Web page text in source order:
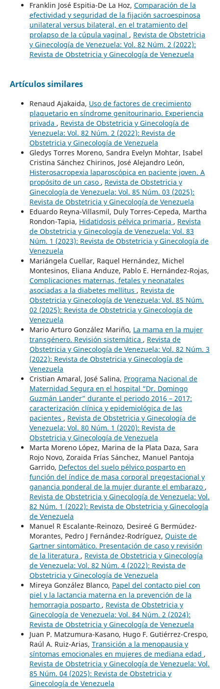
Franklin José Espitia-De La Hoz, Comparación de la
efectividad y seguridad de la fijación sacroespinosa
unilateral versus bilateral, en el tratamiento del
prolapso de la cúpula vaginal , Revista de Obstetricia
y Ginecología de Venezuela: Vol. 82 Núm. 2 (2022):
Revista de Obstetricia y Ginecología de Venezuela
Artículos similares
Renaud Ajakaida, Uso de factores de crecimiento
plaquetario en síndrome genitourinario. Experiencia
privada , Revista de Obstetricia y Ginecología de
Venezuela: Vol. 82 Núm. 2 (2022): Revista de
Obstetricia y Ginecología de Venezuela
Gledys Torres Moreno, Sandra Evelyn Mohtar, Isabel
Cristina Sánchez Chirinos, José Alejandro León,
Histerosacropexia laparoscópica en paciente joven. A
propósito de un caso , Revista de Obstetricia y
Ginecología de Venezuela: Vol. 85 Núm. 03 (2025):
Revista de Obstetricia y Ginecología de Venezuela
Eduardo Reyna-Villasmil, Duly Torres-Cepeda, Martha
Rondon-Tapia, Hidatidosis pélvica primaria , Revista
de Obstetricia y Ginecología de Venezuela: Vol. 83
Núm. 1 (2023): Revista de Obstetricia y Ginecología de
Venezuela
Mariángela Cuellar, Raquel Hernández, Michel
Montesinos, Eliana Anduze, Pablo E. Hernández-Rojas,
Complicaciones maternas, fetales y neonatales
asociadas a la diabetes mellitus , Revista de
Obstetricia y Ginecología de Venezuela: Vol. 85 Núm.
02 (2025): Revista de Obstetricia y Ginecología de
Venezuela
Mario Arturo González Mariño, La mama en la mujer
transgénero. Revisión sistemática , Revista de
Obstetricia y Ginecología de Venezuela: Vol. 82 Núm. 3
(2022): Revista de Obstetricia y Ginecología de
Venezuela
Cristian Amaral, José Salina, Programa Nacional de
Maternidad Segura en el hospital “Dr. Domingo
Guzmán Lander” durante el periodo 2016 – 2017:
caracterización clínica y epidemiológica de las
pacientes , Revista de Obstetricia y Ginecología de
Venezuela: Vol. 80 Núm. 1 (2020): Revista de
Obstetricia y Ginecología de Venezuela
Marta Moreno López, Marina de la Plata Daza, Sara
Rojo Novo, Zoraida Frías Sánchez, Manuel Pantoja
Garrido, Defectos del suelo pélvico posparto en
función del índice de masa corporal pregestacional y
ganancia ponderal de la mujer durante el embarazo ,
Revista de Obstetricia y Ginecología de Venezuela: Vol.
82 Núm. 1 (2022): Revista de Obstetricia y Ginecología
de Venezuela
Manuel R Escalante-Reinozo, Desireé G Bermúdez-
Morantes, Pedro J Fernández-Rodríguez, Quiste de
Gartner sintomático. Presentación de caso y revisión
de la literatura , Revista de Obstetricia y Ginecología
de Venezuela: Vol. 82 Núm. 4 (2022): Revista de
Obstetricia y Ginecología de Venezuela
Mireya González Blanco, Papel del contacto piel con
piel y la lactancia materna en la prevención de la
hemorragia posparto , Revista de Obstetricia y
Ginecología de Venezuela: Vol. 84 Núm. 2 (2024):
Revista de Obstetricia y Ginecología de Venezuela
Juan P. Matzumura-Kasano, Hugo F. Gutiérrez-Crespo,
Raúl A. Ruiz-Arias, Transición a la menopausia y
síntomas emocionales en mujeres de mediana edad ,
Revista de Obstetricia y Ginecología de Venezuela: Vol.
85 Núm. 04 (2025): Revista de Obstetricia y
Ginecología de Venezuela